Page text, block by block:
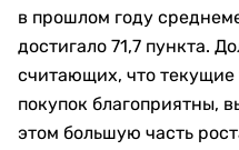
в прошлом году
достигало 71,7 пункта.
считающих, что текущие
покупок благоприятны,
этом большую часть